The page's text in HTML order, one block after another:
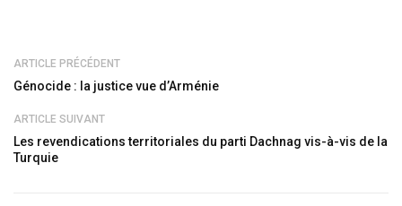
ARTICLE PRÉCÉDENT
Génocide : la justice vue d’Arménie
ARTICLE SUIVANT
Les revendications territoriales du parti Dachnag vis-à-vis de la
Turquie